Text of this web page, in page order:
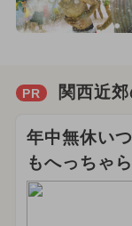
PR 関西近
年中無休い
もへっちゃ